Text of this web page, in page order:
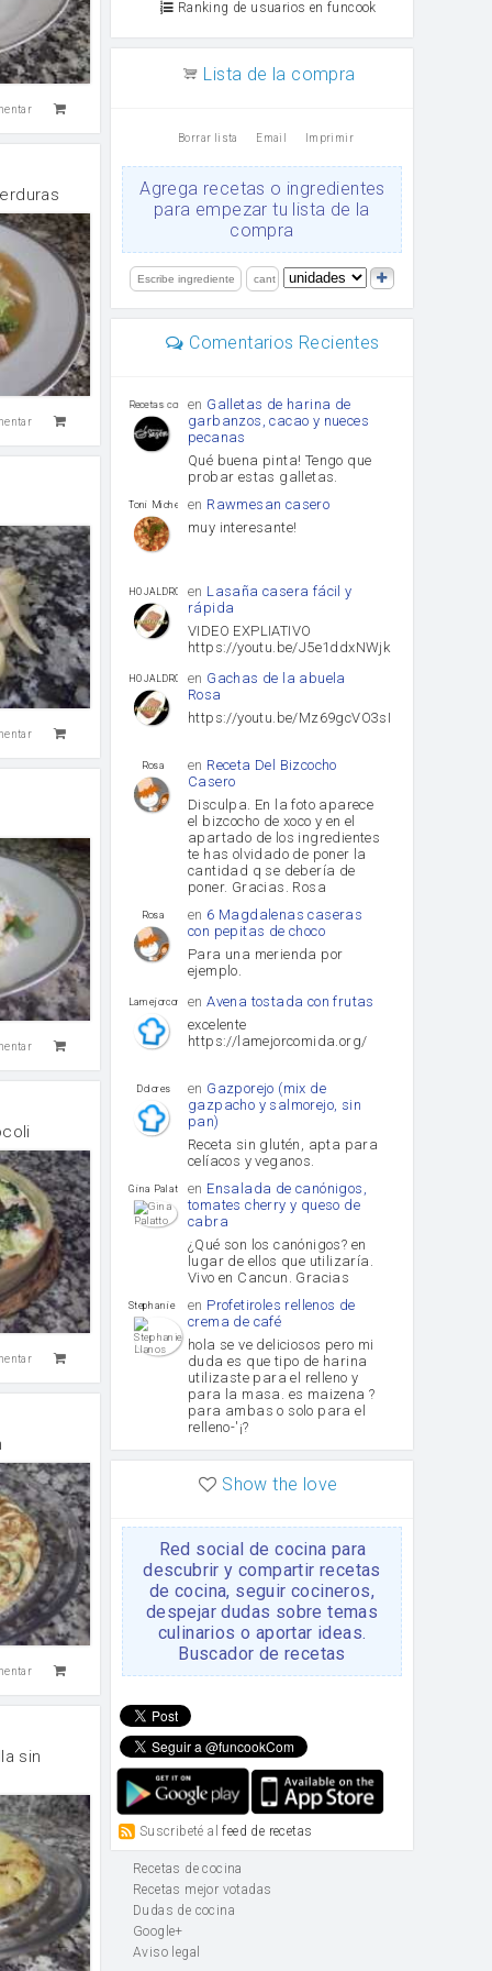
sin
Ranking de usuarios en funcook
Lista de la compra
Borrar lista Email Imprimir
Agrega recetas o ingredientes
para empezar tu lista de la
compra
Comentarios Recientes
Recetas con sazon
en Galletas de harina de
garbanzos, cacao y nueces
pecanas
Qué buena pinta! Tengo que
probar estas galletas.
Toni Michel Caubet
en Rawmesan casero
muy interesante!
HOJALDROSA TV
en Lasaña casera fácil y
rápida
VIDEO EXPLIATIVO
https://youtu.be/J5e1ddxNWjk
HOJALDROSA TV
en Gachas de la abuela
Rosa
https://youtu.be/Mz69gcVO3sI
Rosa en Receta Del Bizcocho
Casero
Disculpa. En la foto aparece
el bizcocho de xoco y en el
apartado de los ingredientes
te has olvidado de poner la
cantidad q se debería de
poner. Gracias. Rosa
Rosa en 6 Magdalenas caseras
con pepitas de choco
Para una merienda por
ejemplo.
lamejorcomida
enAvena tostada con frutas
excelente
https://lamejorcomida.org/
Dolores en Gazporejo (mix de
gazpacho y salmorejo, sin
pan)
Receta sin glutén, apta para
celíacos y veganos.
Gina Palatto en Ensalada de canónigos,
tomates cherry y queso de
cabra
¿Qué son los canónigos? en
lugar de ellos que utilizaría.
Vivo en Cancun. Gracias
Stephanie Llanos
en Profetiroles rellenos de
crema de café
hola se ve deliciosos pero mi
duda es que tipo de harina
utilizaste para el relleno y
para la masa. es maizena ?
para ambas o solo para el
relleno-'¡?
Show the love
Red social de cocina para
descubrir y compartir recetas
de cocina, seguir cocineros,
despejar dudas sobre temas
culinarios o aportar ideas.
Buscador de recetas
Suscribeté alfeed de recetas
Recetas de cocina
Recetas mejor votadas
Dudas de cocina
Google+
Aviso legal